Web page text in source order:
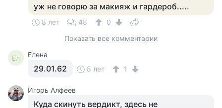
уж не говорю за макияж и гардероб.....
8 лет 48
0
Показать все комментарии
Ел Елена
29.01.62 8 лет 1
Игорь Алфеев
Куда скинуть вердикт, здесь не